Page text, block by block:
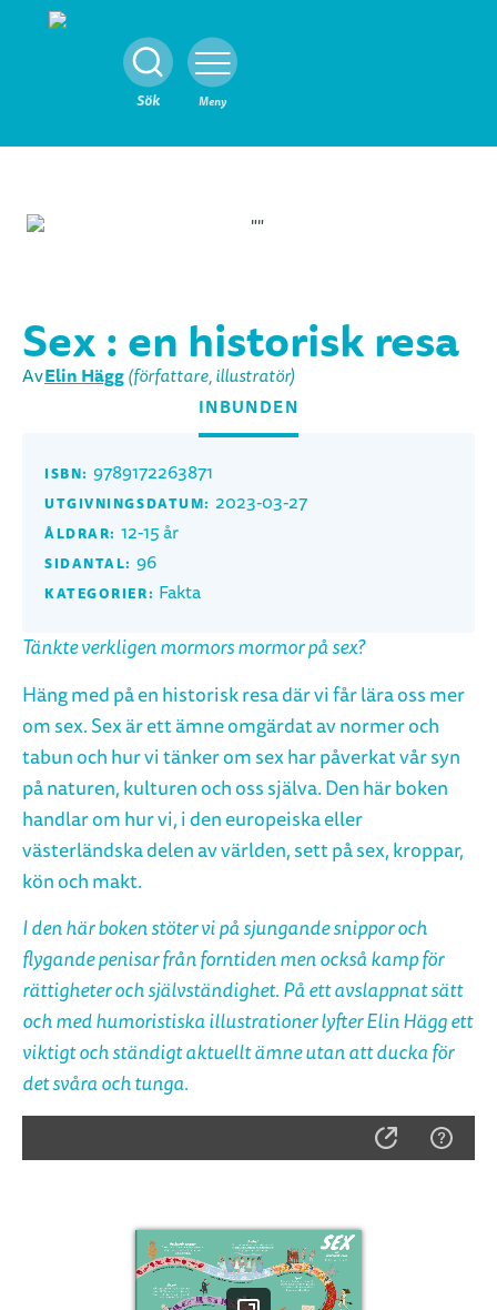
Sök
Stäng Meny
Sex : en historisk resa
AvElin Hägg(författare, illustratör)
INBUNDEN
ISBN: 9789172263871
UTGIVNINGSDATUM: 2023-03-27
ÅLDRAR: 12-15 år
SIDANTAL: 96
KATEGORIER: Fakta
Tänkte verkligen mormors mormor på sex?
Häng med på en historisk resa där vi får lära oss mer
om sex. Sex är ett ämne omgärdat av normer och
tabun och hur vi tänker om sex har påverkat vår syn
på naturen, kulturen och oss själva. Den här boken
handlar om hur vi, i den europeiska eller
västerländska delen av världen, sett på sex, kroppar,
kön och makt.
I den här boken stöter vi på sjungande snippor och
flygande penisar från forntiden men också kamp för
rättigheter och självständighet. På ett avslappnat sätt
och med humoristiska illustrationer lyfter Elin Hägg ett
viktigt och ständigt aktuellt ämne utan att ducka för
det svåra och tunga.